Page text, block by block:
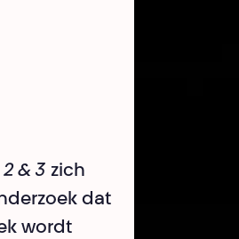
& 3 zich
dat
wordt